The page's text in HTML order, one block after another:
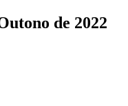
de 2022